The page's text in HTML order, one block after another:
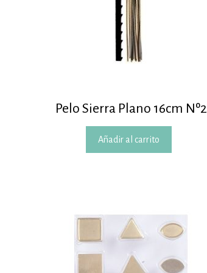
Pelo Sierra Plano 16cm Nº2
Añadir al carrito